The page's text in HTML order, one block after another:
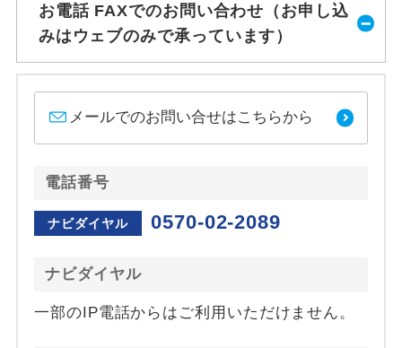
お電話 FAXでのお問い合わせ（お申し込
みはウェブのみで承っています）
メールでのお問い合せはこちらから
電話番号
ナビダイヤル 0570-02-2089
ナビダイヤル
一部のIP電話からはご利用いただけません。